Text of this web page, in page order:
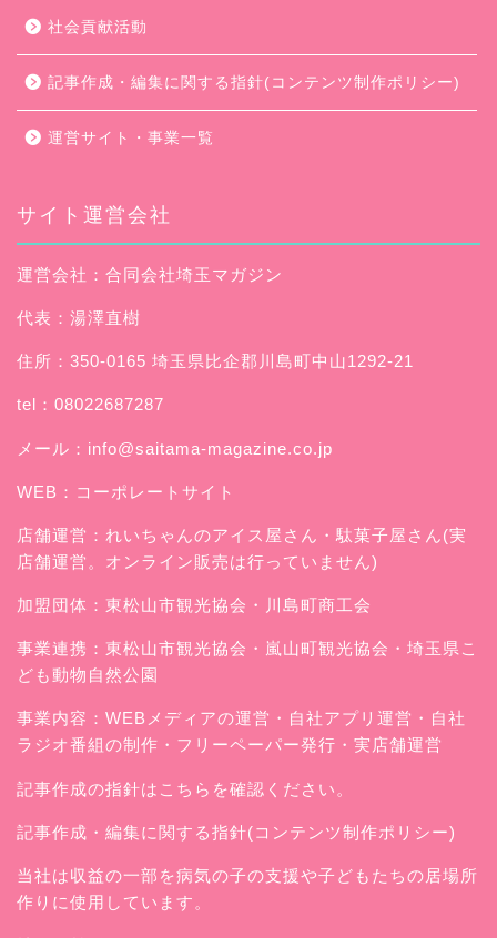
社会貢献活動
記事作成・編集に関する指針(コンテンツ制作ポリシー)
運営サイト・事業一覧
サイト運営会社
運営会社：合同会社埼玉マガジン
代表：湯澤直樹
住所：350-0165 埼玉県比企郡川島町中山1292-21
tel：08022687287
メール： info@saitama-magazine.co.jp
WEB： コーポレートサイト
店舗運営： れいちゃんのアイス屋さん ・駄菓子屋さん(実
店舗運営。オンライン販売は行っていません)
加盟団体：東松山市観光協会・川島町商工会
事業連携：東松山市観光協会・嵐山町観光協会・埼玉県こ
ども動物自然公園
事業内容：WEBメディアの運営・自社アプリ運営・自社
ラジオ番組の制作・フリーペーパー発行・実店舗運営
記事作成の指針はこちらを確認ください。
記事作成・編集に関する指針(コンテンツ制作ポリシー)
当社は収益の一部を病気の子の支援や子どもたちの居場所
作りに使用しています。